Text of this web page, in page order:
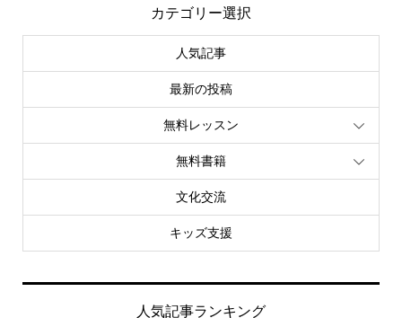
カテゴリー選択
人気記事
最新の投稿
無料レッスン
無料書籍
文化交流
キッズ支援
人気記事ランキング